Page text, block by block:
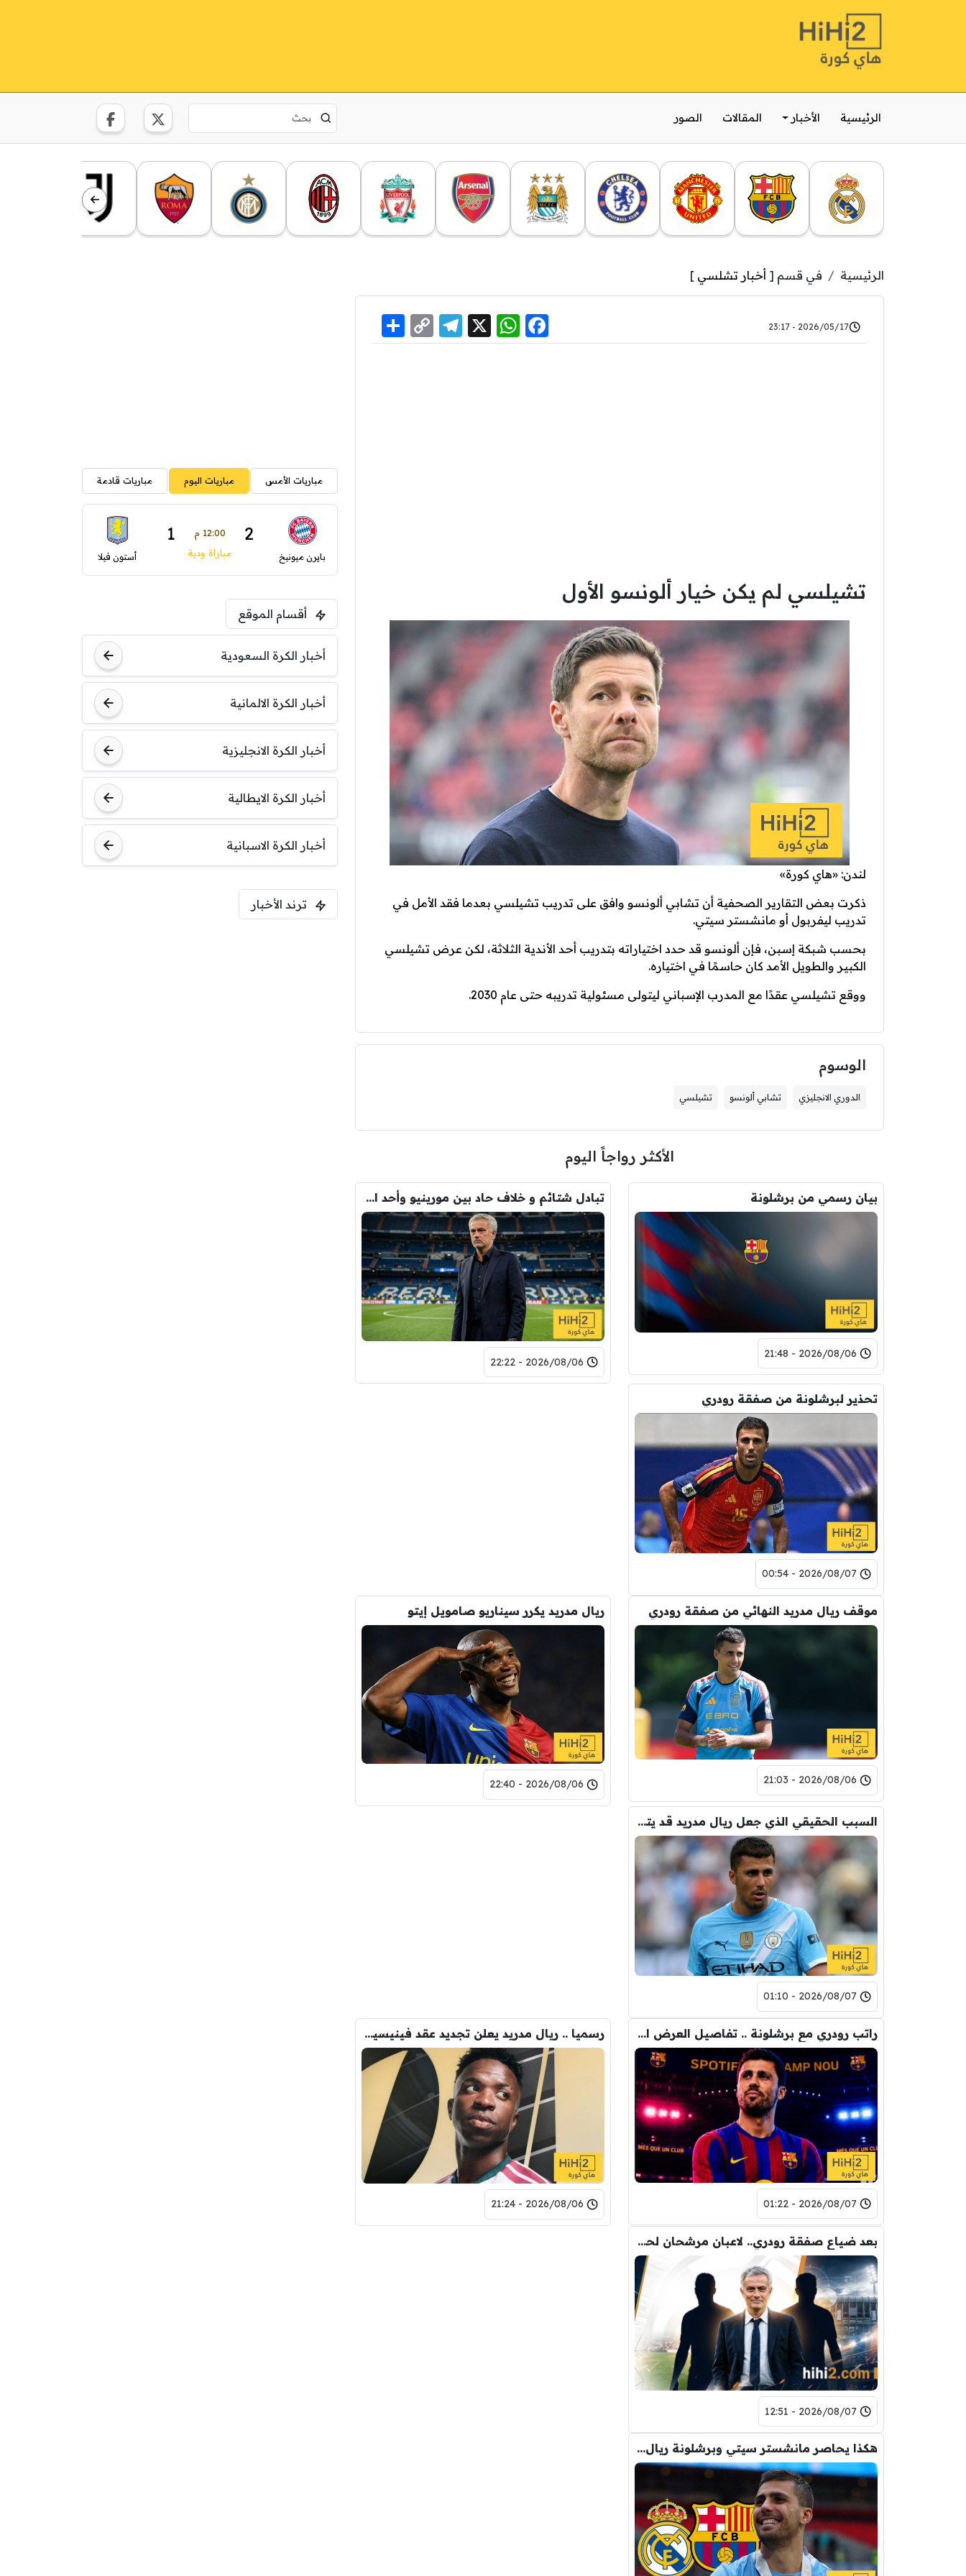
الرئيسية الأخبار المقالات الصور
الرئيسية في قسم [ أخبار تشلسي ]
2026/05/17 - 23:17
Facebook
WhatsApp
X
Telegram
Copy
Link
تشيلسي لم يكن خيار ألونسو الأول
لندن: «هاي كورة»
ذكرت بعض التقارير الصحفية أن تشابي ألونسو وافق على تدريب تشيلسي بعدما فقد الأمل في
تدريب ليفربول أو مانشستر سيتي.
بحسب شبكة إسبن، فإن ألونسو قد حدد اختياراته بتدريب أحد الأندية الثلاثة، لكن عرض تشيلسي
الكبير والطويل الأمد كان حاسمًا في اختياره.
ووقع تشيلسي عقدًا مع المدرب الإسباني ليتولى مسئولية تدريبه حتى عام 2030.
الوسوم
الدوري الانجليزي تشابي ألونسو تشيلسي
الأكثر رواجاً اليوم
بيان رسمي من برشلونة
2026/08/06 - 21:48
تبادل شتائم و خلاف حاد بين مورينيو وأحد افراد ادارة ريال مدريد بعد انهيار صفقة رودري
2026/08/06 - 22:22
تحذير لبرشلونة من صفقة رودري
2026/08/07 - 00:54
موقف ريال مدريد النهائي من صفقة رودري
2026/08/06 - 21:03
ريال مدريد يكرر سيناريو صامويل إيتو
2026/08/06 - 22:40
السبب الحقيقي الذي جعل ريال مدريد قد يتنازل لبرشلونة عن رودري
2026/08/07 - 01:10
راتب رودري مع برشلونة .. تفاصيل العرض الأول
2026/08/07 - 01:22
رسميا .. ريال مدريد يعلن تجديد عقد فينيسيوس حتى 2032
2026/08/06 - 21:24
بعد ضياع صفقة رودري.. لاعبان مرشحان لحل أزمة ريال مدريد
2026/08/07 - 12:51
هكذا يحاصر مانشستر سيتي وبرشلونة ريال مدريد في صفقة رودري
مباريات الأمس مباريات اليوم مباريات قادمة
بايرن ميونيخ
2 12:00 م 1
مباراة ودية أستون فيلا
أقسام الموقع
أخبار الكرة السعودية
أخبار الكرة الالمانية
أخبار الكرة الانجليزية
أخبار الكرة الايطالية
أخبار الكرة الاسبانية
ترند الأخبار